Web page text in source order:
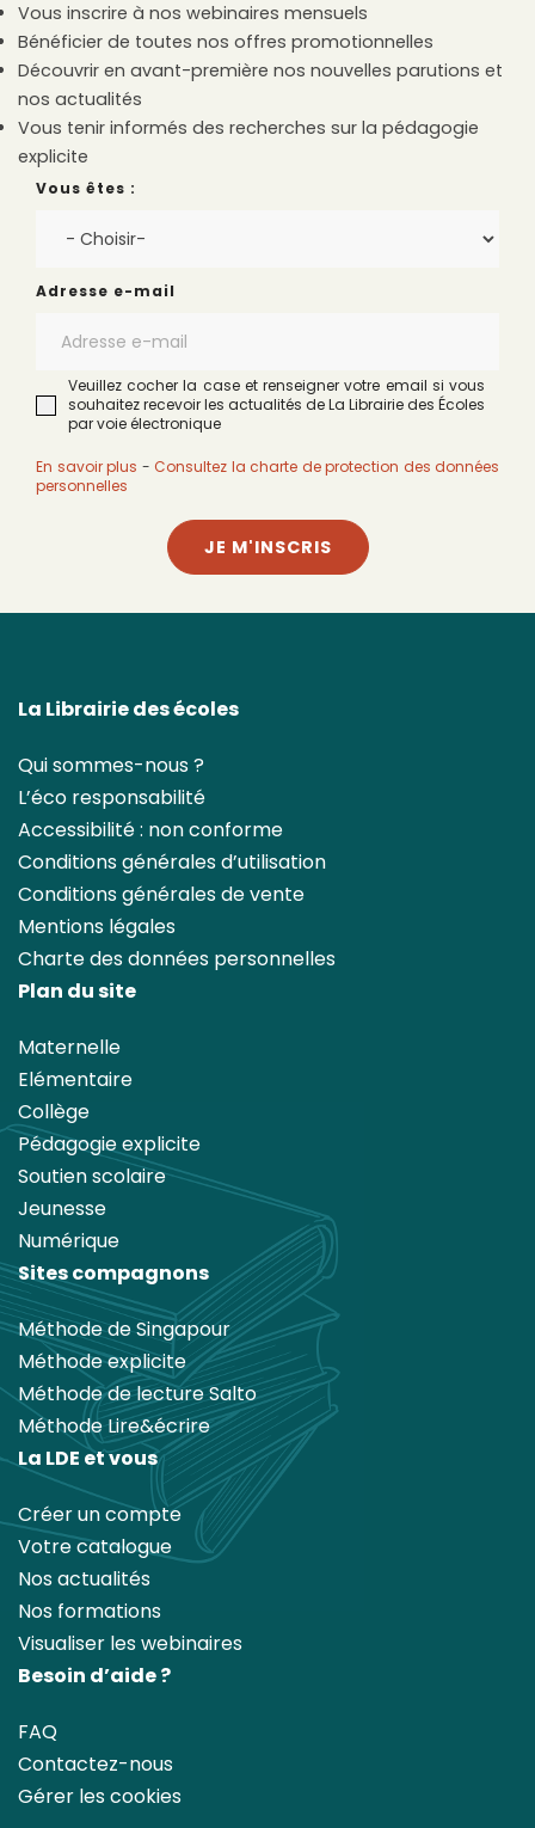
Vous inscrire à nos webinaires mensuels
Bénéficier de toutes nos offres promotionnelles
Découvrir en avant-première nos nouvelles parutions et
nos actualités
Vous tenir informés des recherches sur la pédagogie
explicite
Vous êtes :
Adresse e-mail
Veuillez cocher la case et renseigner votre email si vous
souhaitez recevoir les actualités de La Librairie des Écoles
par voie électronique
En savoir plus - Consultez la charte de protection des données
personnelles
JE M'INSCRIS
La Librairie des écoles
Qui sommes-nous ?
L’éco responsabilité
Accessibilité : non conforme
Conditions générales d’utilisation
Conditions générales de vente
Mentions légales
Charte des données personnelles
Plan du site
Maternelle
Elémentaire
Collège
Pédagogie explicite
Soutien scolaire
Jeunesse
Numérique
Sites compagnons
Méthode de Singapour
Méthode explicite
Méthode de lecture Salto
Méthode Lire&écrire
La LDE et vous
Créer un compte
Votre catalogue
Nos actualités
Nos formations
Visualiser les webinaires
Besoin d’aide ?
FAQ
Contactez-nous
Gérer les cookies